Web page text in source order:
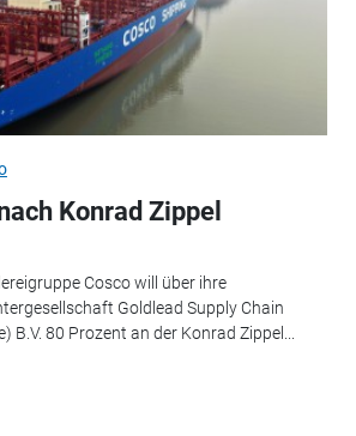
Konrad Zippel
Cosco will über ihre
Goldlead Supply Chain
B.V. 80 Prozent an der Konrad Zippel...